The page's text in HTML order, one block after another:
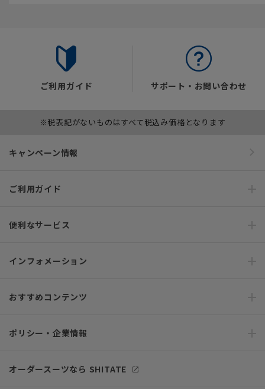
ご利用ガイド サポート・お問い合わせ
※税表記がないものはすべて税込み価格となります
キャンペーン情報
ご利用ガイド
便利なサービス
インフォメーション
おすすめコンテンツ
ポリシー・企業情報
オーダースーツなら SHITATE